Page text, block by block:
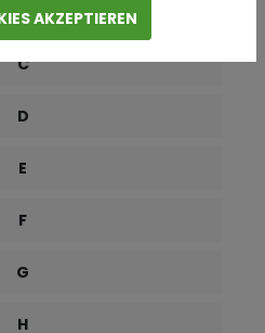
B
C
D
E
F
G
H
AKZEPTIEREN